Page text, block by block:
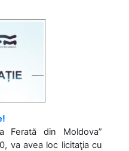
Ferată din Moldova”
va avea loc licitaţia cu